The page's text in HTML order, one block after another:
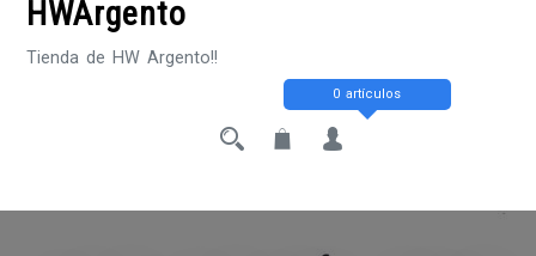
HWArgento
Tienda de HW Argento!!
0 artículos